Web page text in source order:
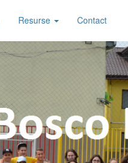
Resurse Contact